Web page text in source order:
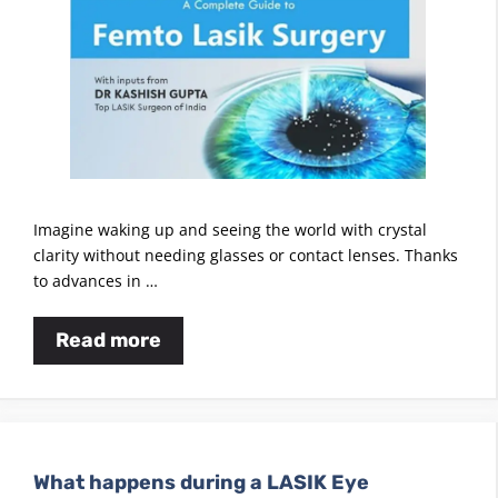
Imagine waking up and seeing the world with crystal
clarity without needing glasses or contact lenses. Thanks
to advances in …
Read more
What happens during a LASIK Eye